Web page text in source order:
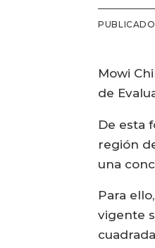
PUBLICADO
Mowi
de
De esta
región
una
Para
vigente